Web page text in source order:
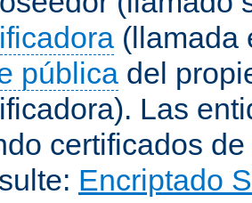
(llamada
pública del
Las
certificados
Encriptado